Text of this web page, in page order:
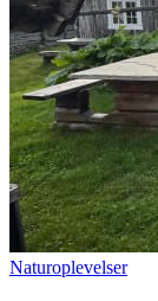
Naturoplevelser